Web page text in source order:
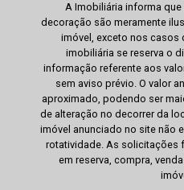
A Imobiliária informa
decoração são meramente
imóvel, exceto nos casos
imobiliária se reserva o
informação referente aos
sem aviso prévio. O valor
aproximado, podendo ser
de alteração no decorrer da
imóvel anunciado no site não
rotatividade. As solicitações
em reserva, compra,